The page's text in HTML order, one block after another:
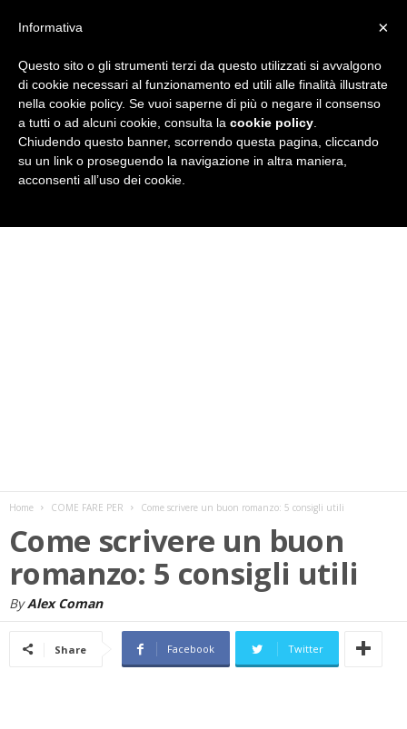
i
Home COME FARE PER Come scrivere un buon romanzo: 5 consigli utili
Come scrivere un buon
romanzo: 5 consigli utili
By Alex Coman
Share Facebook Twitter
×
Informativa
Questo sito o gli strumenti terzi da questo utilizzati si avvalgono
di cookie necessari al funzionamento ed utili alle finalità illustrate
nella cookie policy. Se vuoi saperne di più o negare il consenso
a tutti o ad alcuni cookie, consulta la cookie policy
Chiudendo questo banner, scorrendo questa pagina, cliccando
su un link o proseguendo la navigazione in altra maniera,
acconsenti all’uso dei cookie.